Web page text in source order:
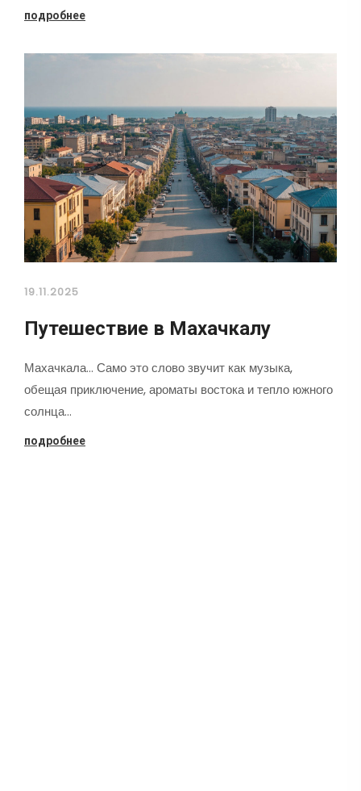
подробнее
19.11.2025
Путешествие в Махачкалу
Махачкала... Само это слово звучит как музыка,
обещая приключение, ароматы востока и тепло южного
солнца…
подробнее